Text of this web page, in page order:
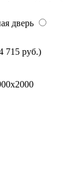
дверь
715 руб.)